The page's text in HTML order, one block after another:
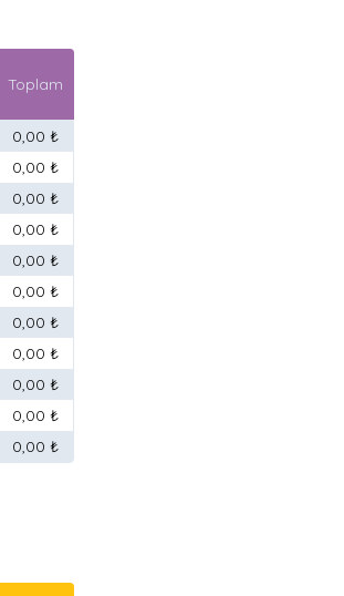
Toplam
0,00 ₺
0,00 ₺
0,00 ₺
0,00 ₺
0,00 ₺
0,00 ₺
0,00 ₺
0,00 ₺
0,00 ₺
0,00 ₺
0,00 ₺